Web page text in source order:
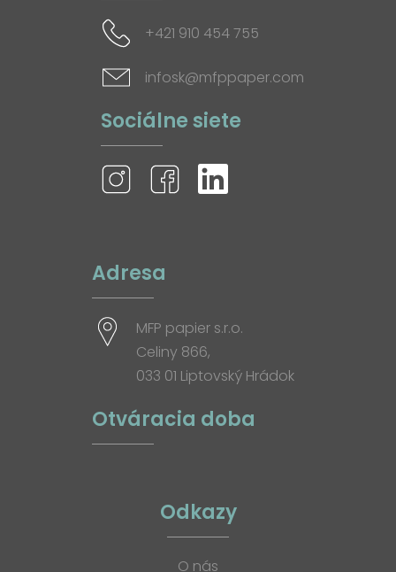
+421 910 454 755
infosk@mfppaper.com
Sociálne siete
Adresa
MFP papier s.r.o.
Celiny 866,
033 01 Liptovský Hrádok
Otváracia doba
Odkazy
O nás